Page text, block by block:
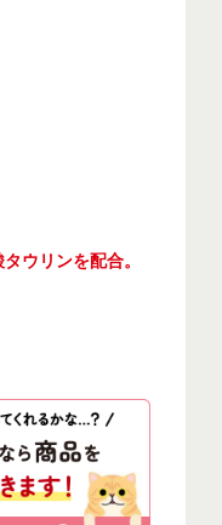
ウリンを配合。